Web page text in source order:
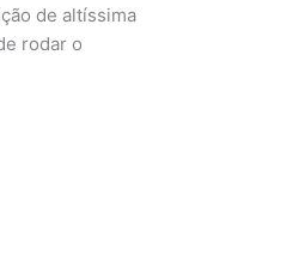
de altíssima
rodar o